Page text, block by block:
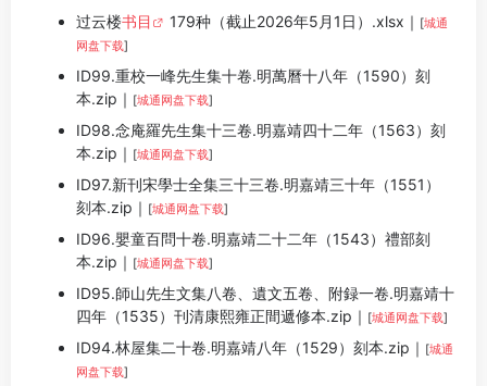
过云楼书目 179种（截止2026年5月1日）.xlsx｜ [城通
网盘下载]
ID99.重校一峰先生集十卷.明萬曆十八年（1590）刻
本.zip｜ [城通网盘下载]
ID98.念庵羅先生集十三卷.明嘉靖四十二年（1563）刻
本.zip｜ [城通网盘下载]
ID97.新刊宋學士全集三十三卷.明嘉靖三十年（1551）
刻本.zip｜ [城通网盘下载]
ID96.嬰童百問十卷.明嘉靖二十二年（1543）禮部刻
本.zip｜ [城通网盘下载]
ID95.師山先生文集八卷、遺文五卷、附録一卷.明嘉靖十
四年（1535）刊清康熙雍正間遞修本.zip｜ [城通网盘下载]
ID94.林屋集二十卷.明嘉靖八年（1529）刻本.zip｜ [城通
网盘下载]